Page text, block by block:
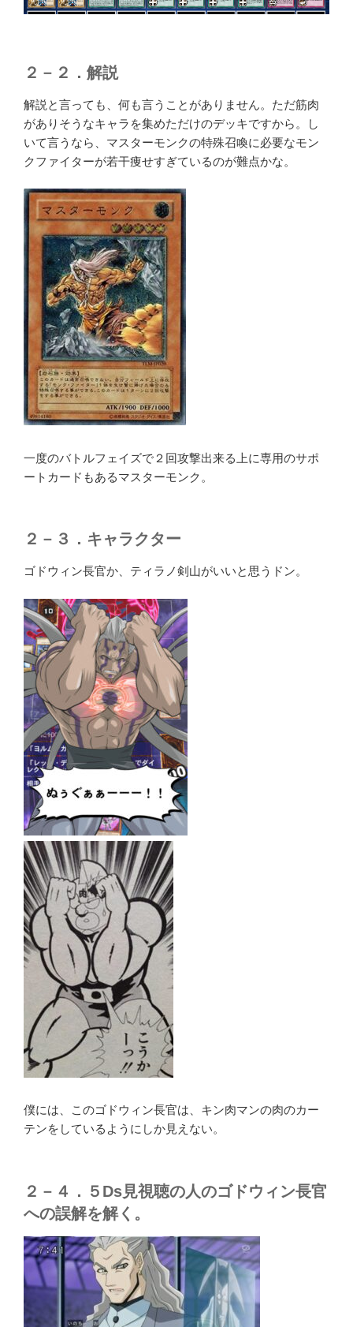
２－２．解説
解説と言っても、何も言うことがありません。ただ筋肉
がありそうなキャラを集めただけのデッキですから。し
いて言うなら、マスターモンクの特殊召喚に必要なモン
クファイターが若干痩せすぎているのが難点かな。
一度のバトルフェイズで２回攻撃出来る上に専用のサポ
ートカードもあるマスターモンク。
２－３．キャラクター
ゴドウィン長官か、ティラノ剣山がいいと思うドン。
僕には、このゴドウィン長官は、キン肉マンの肉のカー
テンをしているようにしか見えない。
２－４．５Ds見視聴の人のゴドウィン長官
への誤解を解く。